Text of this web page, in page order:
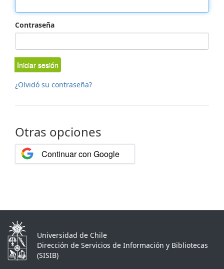
Contraseña
Iniciar sesión
¿Olvidó su contraseña?
Otras opciones
Continuar con Google
Universidad de Chile
Dirección de Servicios de Información y Bibliotecas
(SISIB)